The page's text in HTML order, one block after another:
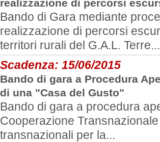
realizzazione di percorsi
Bando di Gara mediante
realizzazione di percorsi
territori rurali del G.A.L. Terre...
Scadenza: 15/06/2015
Bando di gara a Procedura
di una "Casa del Gusto"
Bando di gara a procedura
Cooperazione
transnazionali per la...